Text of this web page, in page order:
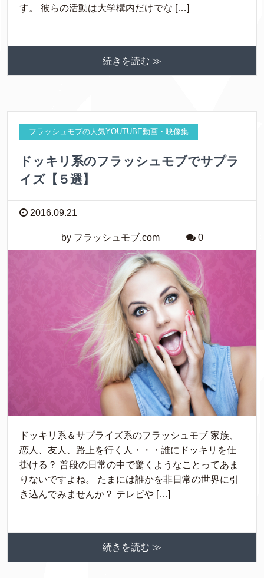
す。 彼らの活動は大学構内だけでな […]
続きを読む ≫
フラッシュモブの人気YOUTUBE動画・映像集
ドッキリ系のフラッシュモブでサプラ
イズ【５選】
2016.09.21
by フラッシュモブ.com 0
ドッキリ系＆サプライズ系のフラッシュモブ 家族、
恋人、友人、路上を行く人・・・誰にドッキリを仕
掛ける？ 普段の日常の中で驚くようなことってあま
りないですよね。 たまには誰かを非日常の世界に引
き込んでみませんか？ テレビや […]
続きを読む ≫